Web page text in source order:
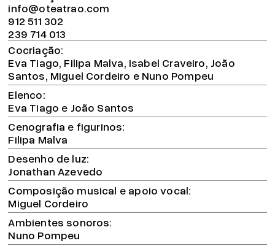
info@oteatrao.com
912 511 302
239 714 013
Cocriação
Eva Tiago, Filipa Malva, Isabel Craveiro, João
Santos, Miguel Cordeiro e Nuno Pompeu
Elenco
Eva Tiago e João Santos
Cenografia e figurinos
Filipa Malva
Desenho de luz
Jonathan Azevedo
Composição musical e apoio vocal
Miguel Cordeiro
Ambientes sonoros
Nuno Pompeu